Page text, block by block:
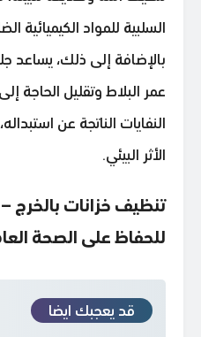
السلبية للمواد الكيميائية
بالإضافة إلى ذلك، يساعد
عمر البلاط وتقليل الحاجة
النفايات الناتجة عن
الأثر البيئي.
تنظيف خزانات بالخرج
للحفاظ على الصحة
قد يعجبك ايضا